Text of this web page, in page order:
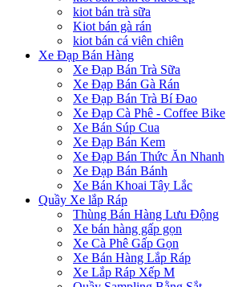
kiot bán trà sữa
Kiot bán gà rán
kiot bán cá viên chiên
Xe Đạp Bán Hàng
Xe Đạp Bán Trà Sữa
Xe Đạp Bán Gà Rán
Xe Đạp Bán Trà Bí Đao
Xe Đạp Cà Phê - Coffee Bike
Xe Bán Súp Cua
Xe Đạp Bán Kem
Xe Đạp Bán Thức Ăn Nhanh
Xe Đạp Bán Bánh
Xe Bán Khoai Tây Lắc
Quầy Xe lắp Ráp
Thùng Bán Hàng Lưu Động
Xe bán hàng gấp gọn
Xe Cà Phê Gấp Gọn
Xe Bán Hàng Lắp Ráp
Xe Lắp Ráp Xếp M